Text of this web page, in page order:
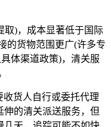
取)，成本显著低于国际
的货物范围更广(许多专
体渠道政策)，清关服
货人自行或委托代理
伸的清关派送服务，但